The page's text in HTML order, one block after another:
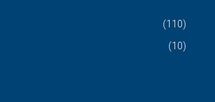
(110)
(10)